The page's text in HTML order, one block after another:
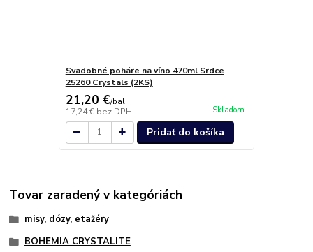
Svadobné poháre na víno 470ml Srdce
25260 Crystals (2KS)
21,20 €/bal
17,24 € bez DPH Skladom
Pridať do košíka
Tovar zaradený v kategóriách
misy, dózy, etažéry
BOHEMIA CRYSTALITE